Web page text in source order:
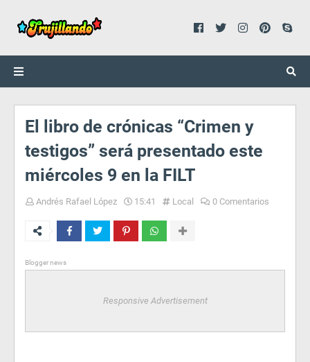
El libro de crónicas “Crimen y
testigos” será presentado este
miércoles 9 en la FILT
Andrés Rafael López 15:41 Local 0 Comentarios
Blogger news
Responsive Advertisement